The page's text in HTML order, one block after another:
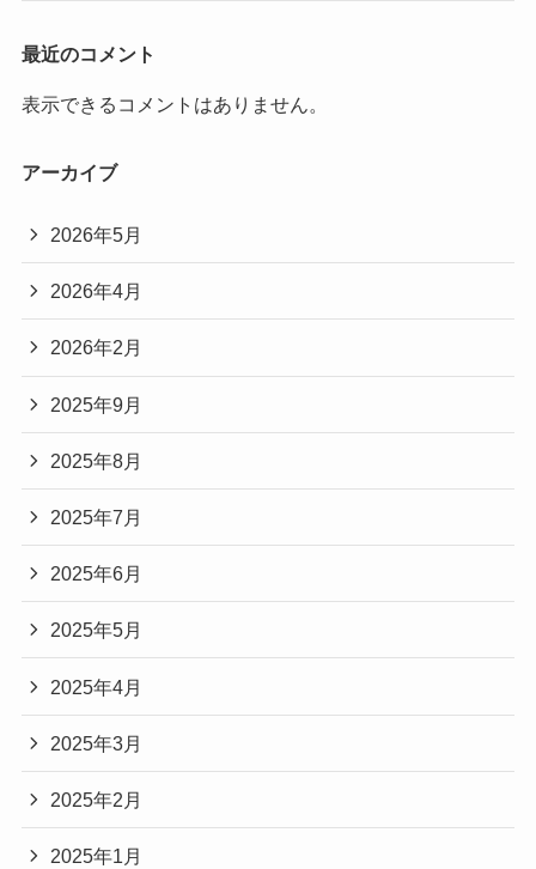
最近のコメント
表示できるコメントはありません。
アーカイブ
2026年5月
2026年4月
2026年2月
2025年9月
2025年8月
2025年7月
2025年6月
2025年5月
2025年4月
2025年3月
2025年2月
2025年1月